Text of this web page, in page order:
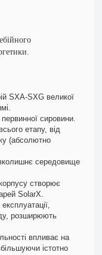
SXA-SXG великої
сировини.
етапу, від
(абсолютно
середовище
створює
SolarX.
розширюють
впливає на
істотно